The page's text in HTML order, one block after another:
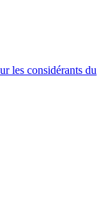
les considérants du